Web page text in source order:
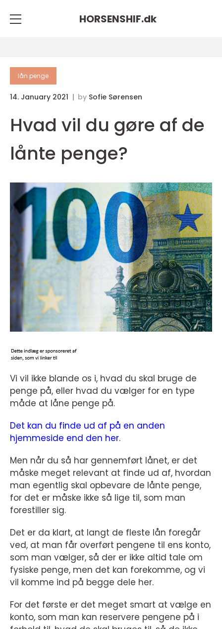
HORSENSHIF.dk
lån penge
14. January 2021 by Sofie Sørensen
Hvad vil du gøre af de
lånte penge?
Vi vil ikke blande os i, hvad du skal bruge de
penge på, eller hvad du vælger for en type
måde at låne penge på.
Det kan du finde ud af på en anden
hjemmeside end den her.
Men når du så har gennemført lånet, er det
måske meget relevant at finde ud af, hvordan
man egentlig skal opbevare de lånte penge,
for det er måske ikke så lige til, som man
forestiller sig.
Det er da klart, at langt de fleste lån foregår
ved, at man får overført pengene til ens konto,
som man vælger, så der er ikke altid tale om
fysiske penge, men det kan forekomme, og vi
vil komme ind på begge dele her.
For det første er det meget smart at vælge en
konto, som man kan reservere pengene på i